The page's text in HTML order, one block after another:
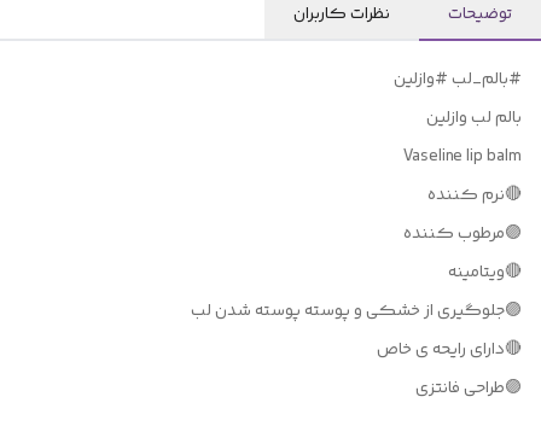
توضیحات نظرات کاربران
#بالم_لب #وازلین
بالم لب وازلین
Vaseline lip balm
🔴نرم كننده
🟣مرطوب كننده
🔴ويتامينه
🟣جلوگيری از خشکی و پوسته پوسته شدن لب
🔴دارای رايحه ی خاص
🟣طراحی فانتزی